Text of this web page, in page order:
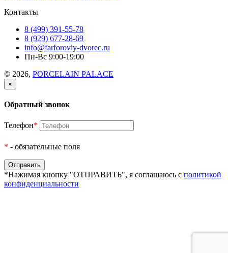
Контакты
8 (499) 391-55-78
8 (929) 677-28-69
info@farforoviy-dvorec.ru
Пн-Вс 9:00-19:00
© 2026, PORCELAIN PALACE
×
Обратный звонок
Телефон*
* - обязательные поля
*Нажимая кнопку "ОТПРАВИТЬ", я соглашаюсь с политикой
конфиденциальности